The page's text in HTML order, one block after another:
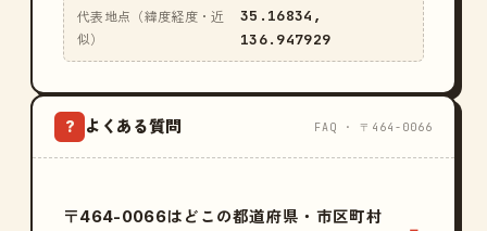
代表地点（緯度経度・近
似）
35.16834,
136.947929
? よくある質問 FAQ · 〒464-0066
〒464-0066はどこの都道府県・市区町村